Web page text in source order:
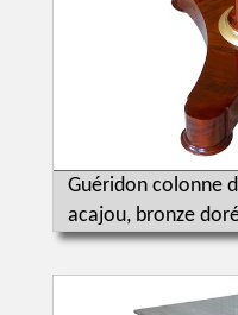
Guéridon colonne
acajou, bronze